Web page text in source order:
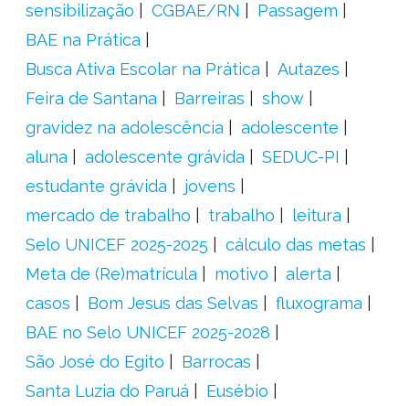
sensibilização
CGBAE/RN
Passagem
BAE na Prática
Busca Ativa Escolar na Prática
Autazes
Feira de Santana
Barreiras
show
gravidez na adolescência
adolescente
aluna
adolescente grávida
SEDUC-PI
estudante grávida
jovens
mercado de trabalho
trabalho
leitura
Selo UNICEF 2025-2025
cálculo das metas
Meta de (Re)matrícula
motivo
alerta
casos
Bom Jesus das Selvas
fluxograma
BAE no Selo UNICEF 2025-2028
São José do Egito
Barrocas
Santa Luzia do Paruá
Eusébio